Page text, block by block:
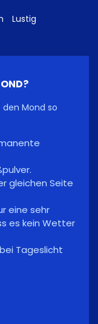
Lustig
Mond so
gleichen Seite
eine sehr
es kein Wetter
Tageslicht